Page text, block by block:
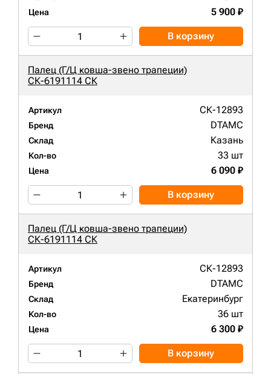
Цена 5 900 ₽
В корзину
Палец (Г/Ц ковша-звено трапеции)
СК-6191114 СК
Артикул СК-12893
Бренд DTAMC
Склад Казань
Кол-во 33 шт
Цена 6 090 ₽
В корзину
Палец (Г/Ц ковша-звено трапеции)
СК-6191114 СК
Артикул СК-12893
Бренд DTAMC
Склад Екатеринбург
Кол-во 36 шт
Цена 6 300 ₽
В корзину